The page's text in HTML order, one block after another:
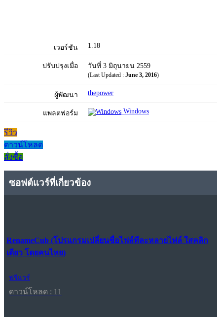
เวอร์ชัน 1.18
ปรับปรุงเมื่อ วันที่ 3 มิถุนายน 2559
(Last Updated : June 3, 2016)
ผู้พัฒนา thepower
แพลตฟอร์ม Windows
รีวิว
ดาวน์โหลด
สั่งซื้อ
ซอฟต์แวร์ที่เกี่ยวข้อง
RenameCub (โปรแกรมเปลี่ยนชื่อไฟล์ทีละหลายไฟล์ ใสคลิก
เดียว โดยคนไทย)
ฟรีแวร์
ดาวน์โหลด : 11